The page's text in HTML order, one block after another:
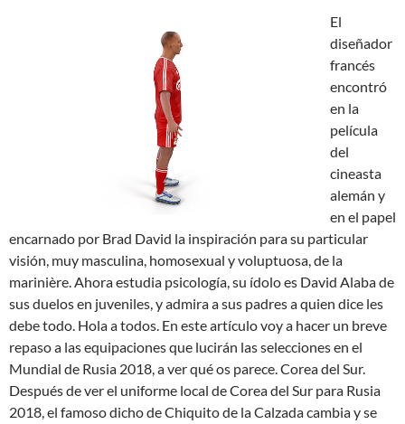
El
diseñador
francés
encontró
en la
película
del
cineasta
alemán y
en el papel
encarnado por Brad David la inspiración para su particular
visión, muy masculina, homosexual y voluptuosa, de la
marinière. Ahora estudia psicología, su ídolo es David Alaba de
sus duelos en juveniles, y admira a sus padres a quien dice les
debe todo. Hola a todos. En este artículo voy a hacer un breve
repaso a las equipaciones que lucirán las selecciones en el
Mundial de Rusia 2018, a ver qué os parece. Corea del Sur.
Después de ver el uniforme local de Corea del Sur para Rusia
2018, el famoso dicho de Chiquito de la Calzada cambia y se